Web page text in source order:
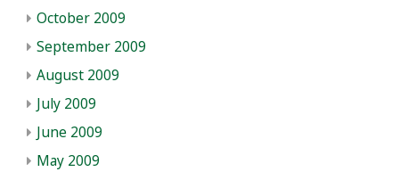
October 2009
September 2009
August 2009
July 2009
June 2009
May 2009